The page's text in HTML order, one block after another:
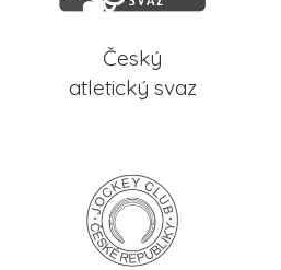
Český
atletický svaz